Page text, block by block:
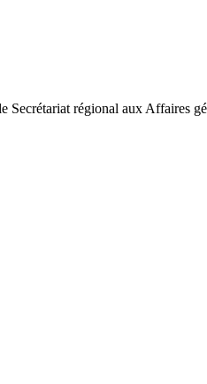
régional aux Affaires